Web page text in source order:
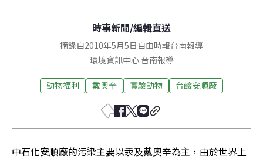
時事新聞/編輯直送
摘錄自2010年5月5日自由時報台南報導
環境資訊中心 台南報導
動物福利 戴奧辛 實驗動物 台鹼安順廠
中石化安順廠的污染主要以汞及戴奧辛為主，由於世界上